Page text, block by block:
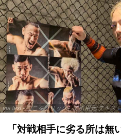
「対戦相手に劣る所は無